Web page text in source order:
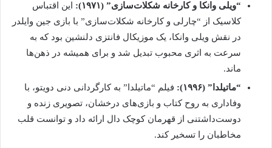
“ویلی وانکا و کارخانه شکلات‌سازی” (۱۹۷۱):
این اقتباس
کلاسیک از “چارلی و کارخانه شکلات‌سازی” با بازی جین وایلدر
در نقش ویلی وانکا، یک موزیکال فانتزی دلنشین بود که به
سرعت به اثری محبوب تبدیل شد و برای همیشه در ذهن‌ها
ماند.
“ماتیلدا” (۱۹۹۶):
فیلم “ماتیلدا” به کارگردانی دنی دویتو، با
وفاداری به روح کتاب و بازی‌های درخشان، تصویری زنده و
دوست‌داشتنی از قهرمان کوچک دال ارائه داد و توانست قلب
مخاطبان را تسخیر کند.